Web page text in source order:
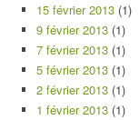
15 février 2013 (1)
9 février 2013 (1)
7 février 2013 (1)
5 février 2013 (1)
2 février 2013 (1)
1 février 2013 (1)